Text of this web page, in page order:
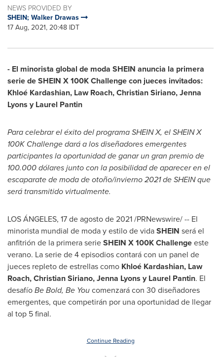
NEWS PROVIDED BY
SHEIN; Walker Drawas
17 Aug, 2021, 20:48 IDT
- El minorista global de moda SHEIN anuncia la primera
serie de SHEIN X100KChallenge con jueces invitados:
Khloé Kardashian, Law Roach,Christian Siriano,Jenna
Lyons y Laurel Pantin
Para celebrar el éxito del programa SHEIN X, elSHEIN X
100K Challengedará a los diseñadores emergentes
participantes la oportunidad de ganar un gran premio de
100.000 dólares junto con la posibilidad de aparecer en el
escaparate de moda de otoño/invierno 2021 de SHEIN que
será transmitido virtualmente.
LOS ÁNGELES, 17 de agosto de 2021 /PRNewswire/ -- El
minorista mundial de moda y estilo de vidaSHEIN será el
anfitrión de la primera serieSHEIN X100KChallengeeste
verano. La serie de 4 episodios contará con un panel de
jueces repleto de estrellas como Khloé Kardashian, Law
Roach,Christian Siriano,Jenna Lyons y Laurel Pantin. El
desafíoBe Bold, Be Youcomenzará con 30 diseñadores
emergentes, que competirán por una oportunidad de llegar
al top 5 final.
Continue Reading